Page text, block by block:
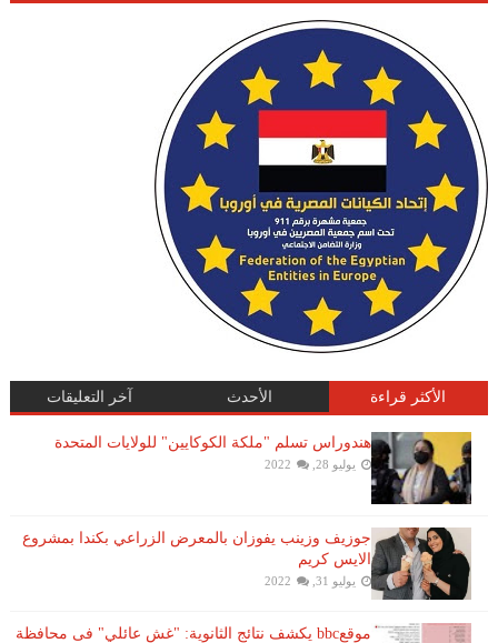
الأكثر قراءة الأحدث آخر التعليقات
هندوراس تسلم "ملكة الكوكايين" للولايات المتحدة
يوليو 28, 2022
جوزيف وزينب يفوزان بالمعرض الزراعي بكندا بمشروع
الايس كريم
يوليو 31, 2022
موقعbbc يكشف نتائج الثانوية: "غش عائلي" فى محافظة